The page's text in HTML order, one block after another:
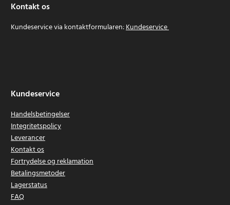
Kontakt os
Kundeservice via kontaktformularen:Kundeservice
Kundeservice
Handelsbetingelser
Integritetspolicy
Leverancer
Kontakt os
Fortrydelse og reklamation
Betalingsmetoder
Lagerstatus
FAQ